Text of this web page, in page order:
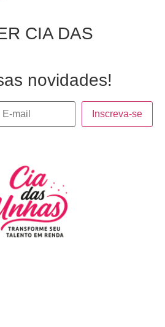
CIA DAS
novidades!